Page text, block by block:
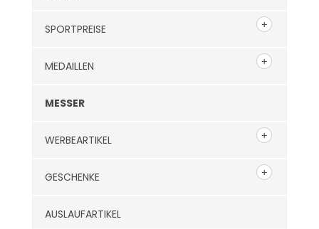
SPORTPREISE
MEDAILLEN
MESSER
WERBEARTIKEL
GESCHENKE
AUSLAUFARTIKEL